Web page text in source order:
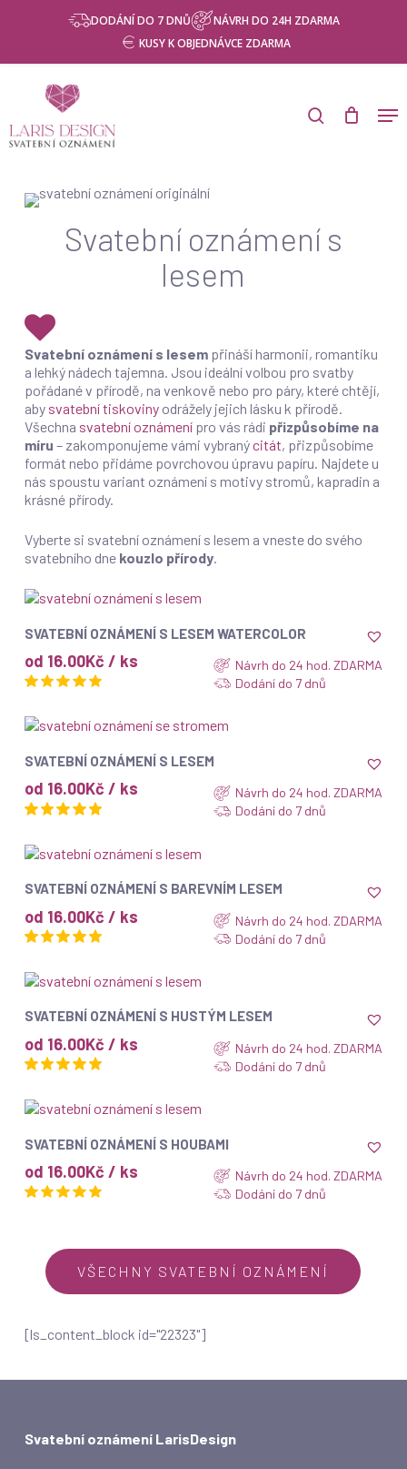
contentProducts
search
DODÁNÍ DO 7 DNŮ
NÁVRH DO 24H ZDARMA
KUSY K OBJEDNÁVCE ZDARMA
search
Svatební oznámení s
lesem
Svatební oznámení s lesempřináší harmonii, romantiku
a lehký nádech tajemna. Jsou ideální volbou pro svatby
pořádané v přírodě, na venkově nebo pro páry, které chtějí,
aby svatební tiskovinyodrážely jejich lásku k přírodě.
Všechna svatební oznámenípro vás rádi přizpůsobíme na
míru – zakomponujeme vámi vybranýcitát, přizpůsobíme
formát nebo přidáme povrchovou úpravu papíru. Najdete u
nás spoustu variant oznámení s motivy stromů, kapradin a
krásné přírody.
Vyberte si svatební oznámení s lesem a vneste do svého
svatebního dne kouzlo přírody.
ZOBRAZIT
SVATEBNÍ OZNÁMENÍ S LESEM WATERCOLOR
od 16.00Kč / ks
Návrh do 24 hod. ZDARMA
Dodání do 7 dnů
ZOBRAZIT
SVATEBNÍ OZNÁMENÍ S LESEM
od 16.00Kč / ks
Návrh do 24 hod. ZDARMA
Dodání do 7 dnů
ZOBRAZIT
SVATEBNÍ OZNÁMENÍ S BAREVNÍM LESEM
od 16.00Kč / ks
Návrh do 24 hod. ZDARMA
Dodání do 7 dnů
ZOBRAZIT
SVATEBNÍ OZNÁMENÍ S HUSTÝM LESEM
od 16.00Kč / ks
Návrh do 24 hod. ZDARMA
Dodání do 7 dnů
ZOBRAZIT
SVATEBNÍ OZNÁMENÍ S HOUBAMI
od 16.00Kč / ks
Návrh do 24 hod. ZDARMA
Dodání do 7 dnů
VŠECHNY SVATEBNÍ OZNÁMENÍ
[ls_content_block id="22323"]
Svatební oznámení LarisDesign